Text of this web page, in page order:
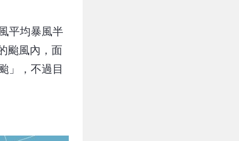
平均暴風半
颱風內，面
」，不過目